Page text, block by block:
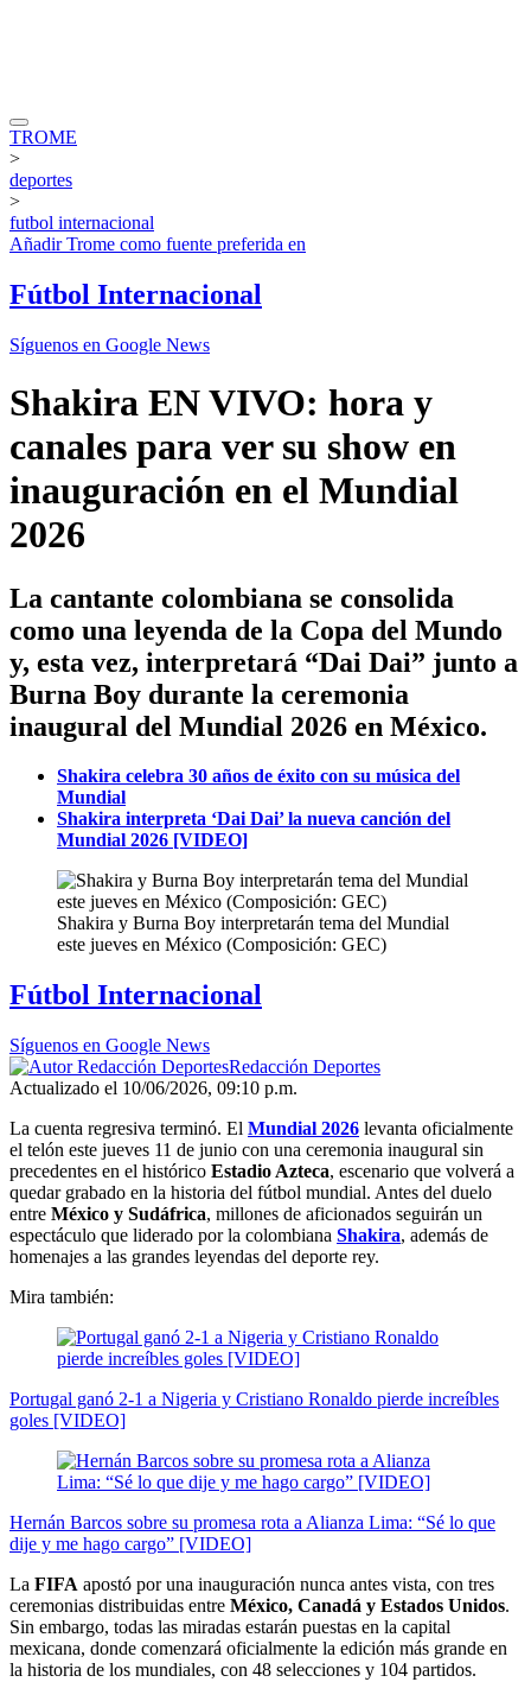
TROME
>
deportes
>
futbol internacional
AñadirTrome como fuente preferida en
Fútbol Internacional
Síguenos en Google News
Shakira EN VIVO: hora y
canales para ver su show en
inauguración en el Mundial
2026
La cantante colombiana se consolida
como una leyenda de la Copa del Mundo
y, esta vez, interpretará “Dai Dai” junto a
Burna Boy durante la ceremonia
inaugural del Mundial 2026 en México.
Shakira celebra 30 años de éxito con su música del
Mundial
Shakira interpreta ‘Dai Dai’ la nueva canción del
Mundial 2026 [VIDEO]
Shakira y Burna Boy interpretarán tema del Mundial
este jueves en México (Composición: GEC)
Fútbol Internacional
Síguenos en Google News
Redacción Deportes
Actualizado el 10/06/2026, 09:10 p.m.
La cuenta regresiva terminó. El Mundial 2026 levanta oficialmente
el telón este jueves 11 de junio con una ceremonia inaugural sin
precedentes en el histórico Estadio Azteca, escenario que volverá a
quedar grabado en la historia del fútbol mundial. Antes del duelo
entre México y Sudáfrica, millones de aficionados seguirán un
espectáculo que liderado por la colombiana Shakira, además de
homenajes a las grandes leyendas del deporte rey.
Mira también:
Portugal ganó 2-1 a Nigeria y Cristiano Ronaldo pierde increíbles
goles [VIDEO]
Hernán Barcos sobre su promesa rota a Alianza Lima: “Sé lo que
dije y me hago cargo” [VIDEO]
La FIFA apostó por una inauguración nunca antes vista, con tres
ceremonias distribuidas entre México, Canadá y Estados Unidos.
Sin embargo, todas las miradas estarán puestas en la capital
mexicana, donde comenzará oficialmente la edición más grande en
la historia de los mundiales, con 48 selecciones y 104 partidos.